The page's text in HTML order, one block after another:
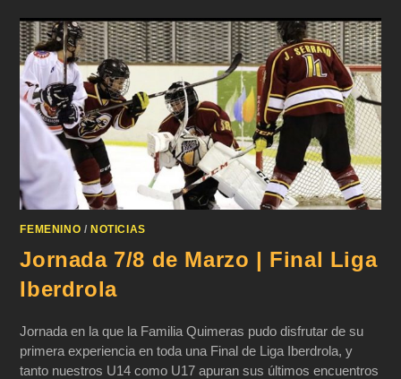
FEMENINO / NOTICIAS
Jornada 7/8 de Marzo | Final Liga
Iberdrola
Jornada en la que la Familia Quimeras pudo disfrutar de su
primera experiencia en toda una Final de Liga Iberdrola, y
tanto nuestros U14 como U17 apuran sus últimos encuentros